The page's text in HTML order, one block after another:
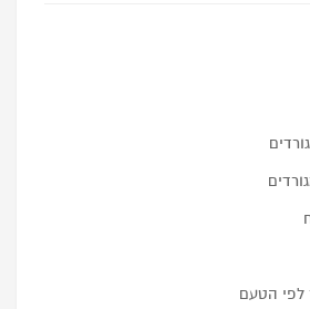
לפי הטעם